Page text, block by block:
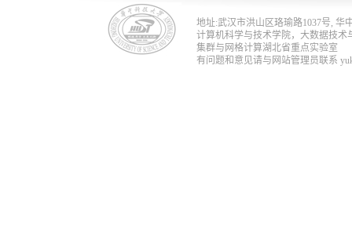
地址:武汉市洪山区珞瑜路1037号, 华
计算机科学与技术学院，大数据技
集群与网格计算湖北省重点实验室
有问题和意见请与网站管理员联系